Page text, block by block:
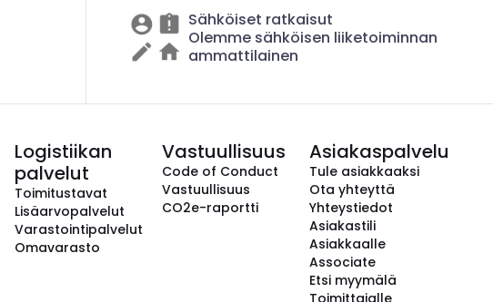
Sähköiset ratkaisut
Olemme sähköisen liiketoiminnan
ammattilainen
Logistiikan
palvelut
Toimitustavat
Lisäarvopalvelut
Varastointipalvelut
Omavarasto
Vastuullisuus
Code of Conduct
Vastuullisuus
CO2e-raportti
Asiakaspalvelu
Tule asiakkaaksi
Ota yhteyttä
Yhteystiedot
Asiakastili
Asiakkaalle
Associate
Etsi myymälä
Toimittajalle